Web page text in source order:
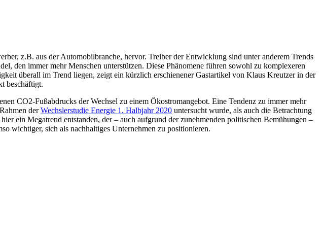
z.B. aus der Automobilbranche, hervor. Treiber der Entwicklung sind unter anderem Trends
den immer mehr Menschen unterstützen. Diese Phänomene führen sowohl zu komplexeren
überall im Trend liegen, zeigt ein kürzlich erschienener Gastartikel von Klaus Kreutzer in der
beschäftigt.
CO2-Fußabdrucks der Wechsel zu einem Ökostromangebot. Eine Tendenz zu immer mehr
derWechslerstudie Energie 1. Halbjahr 2020 untersucht wurde, als auch die Betrachtung
hier ein Megatrend entstanden, der – auch aufgrund der zunehmenden politischen Bemühungen –
wichtiger, sich als nachhaltiges Unternehmen zu positionieren.